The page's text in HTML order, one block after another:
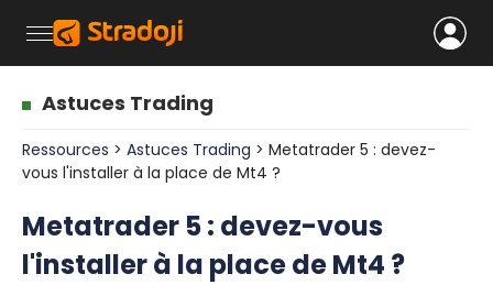
Astuces Trading
Ressources > Astuces Trading > Metatrader 5 : devez-
vous l'installer à la place de Mt4 ?
Metatrader 5 : devez-vous
l'installer à la place de Mt4 ?